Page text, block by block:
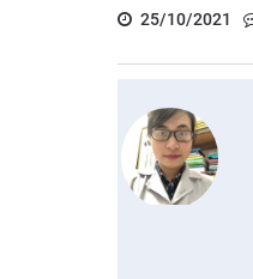
25/10/2021